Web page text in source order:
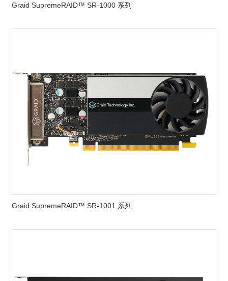
Graid SupremeRAID™ SR-1000 系列
Graid SupremeRAID™ SR-1001 系列